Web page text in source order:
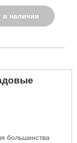
в наличии
большинства